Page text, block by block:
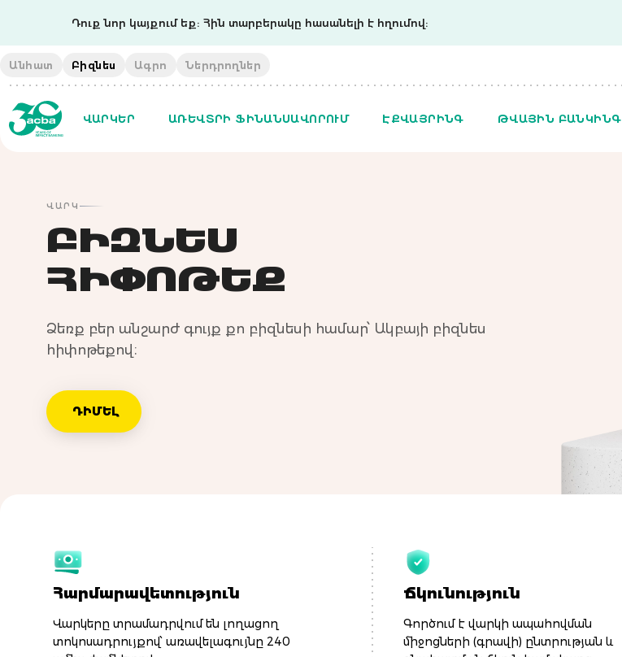
Դուք նոր կայքում եք: Հին տարբերակը հասանելի է հղումով:
Անհատ Բիզնես Ագրո Ներդրողներ
ՎԱՐԿԵՐ ԱՌԵՎՏՐԻ ՖԻՆԱՆՍԱՎՈՐՈՒՄ ԷՔՎԱՅՐԻՆԳ ԹՎԱՅԻՆ ԲԱՆԿԻՆԳ
ՎԱՐԿ
ԲԻԶՆԵՍ
ՀԻՓՈԹԵՔ
Ձեռք բեր անշարժ գույք քո բիզնեսի համար՝ Ակբայի բիզնես
հիփոթեքով։
ԴԻՄԵԼ
Հարմարավետություն
Վարկերը տրամադրվում են լողացող
տոկոսադրույքով՝ առավելագույնը 240
Ճկունություն
Գործում է վարկի ապահովման
միջոցների (գրավի) ընտրության և